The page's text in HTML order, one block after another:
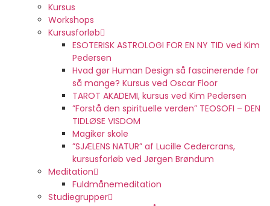
Kursus
Workshops
Kursusforløb
ESOTERISK ASTROLOGI FOR EN NY TID ved Kim
Pedersen
Hvad gør Human Design så fascinerende for
så mange? Kursus ved Oscar Floor
TAROT AKADEMI, kursus ved Kim Pedersen
”Forstå den spirituelle verden” TEOSOFI – DEN
TIDLØSE VISDOM
Magiker skole
”SJÆLENS NATUR” af Lucille Cedercrans,
kursusforløb ved Jørgen Brøndum
Meditation
Fuldmånemeditation
Studiegrupper